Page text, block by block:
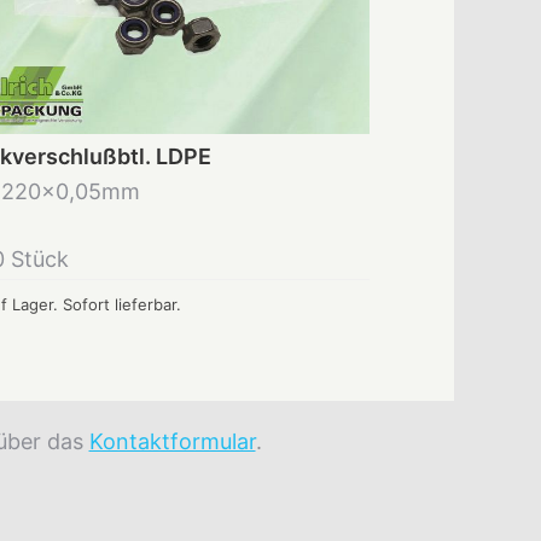
LDPE
Stück
Lager. Sofort lieferbar.
das Kontaktformular.